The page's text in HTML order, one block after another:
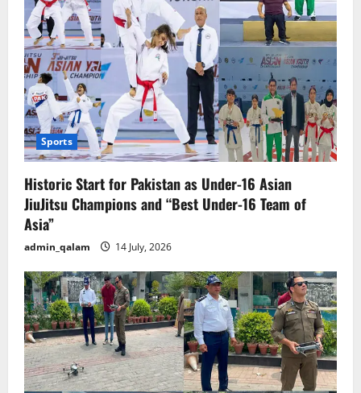
Sports
Historic Start for Pakistan as Under-16 Asian
JiuJitsu Champions and “Best Under-16 Team of
Asia”
admin_qalam 14 July, 2026